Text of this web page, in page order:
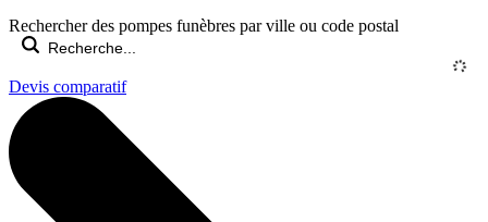
Rechercher des pompes funèbres par ville ou code postal
Devis comparatif